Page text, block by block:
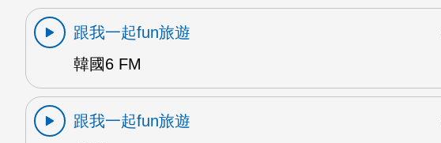
跟我一起fun旅遊
韓國6 FM
跟我一起fun旅遊